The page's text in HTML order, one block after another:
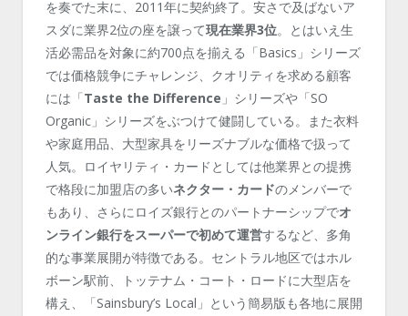
を奏でた末に、2011年に契約終了。安さで及ばないア
スダに業界2位の座を譲って現在業界3位。とはいえ生
活必需品を対象に約700点を揃える「Basics」シリーズ
では価格競争にチャレンジ、クオリティを求める顧客
には「Taste the Difference 」シリーズや「SO
Organic」シリーズをぶつけて健闘している。また衣料
や家庭用品、大型家具をリーズナブルな価格で扱って
人気。ロイヤリティ・カードとしては他業界との提携
で格段に加盟店の多いネクター・カードのメンバーで
もあり、さらにロイズ銀行とのパートナーシップでオ
ンライン銀行をスーパーで初めて運営するなど、多角
的な事業展開が特徴である。セントラル地区ではホル
ボーン駅前、トッテナム・コート・ロードに大型店を
構え、「Sainsbury’s Local」という簡易版も各地に展開